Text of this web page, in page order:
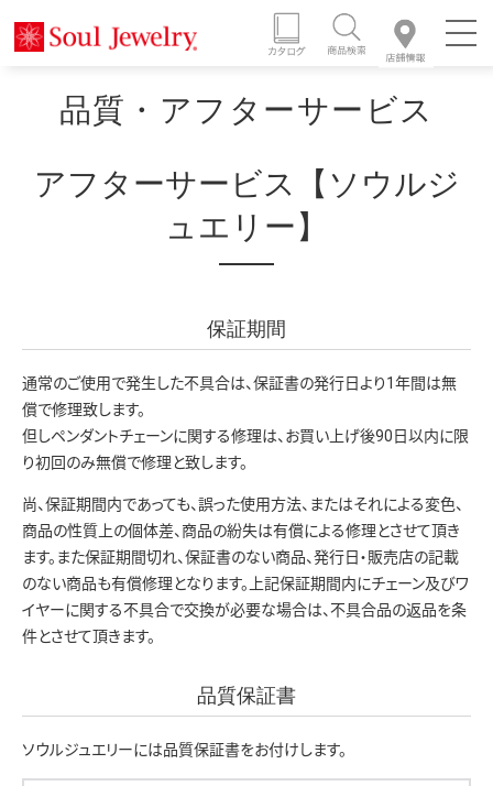
品質・アフターサービス
アフターサービス【ソウルジ
ュエリー】
保証期間
通常のご使用で発生した不具合は、保証書の発行日より1年間は無
償で修理致します。
但しペンダントチェーンに関する修理は、お買い上げ後90日以内に限
り初回のみ無償で修理と致します。
尚、保証期間内であっても、誤った使用方法、またはそれによる変色、
商品の性質上の個体差、商品の紛失は有償による修理とさせて頂き
ます。また保証期間切れ、保証書のない商品、発行日・販売店の記載
のない商品も有償修理となります。上記保証期間内にチェーン及びワ
イヤーに関する不具合で交換が必要な場合は、不具合品の返品を条
件とさせて頂きます。
品質保証書
ソウルジュエリーには品質保証書をお付けします。